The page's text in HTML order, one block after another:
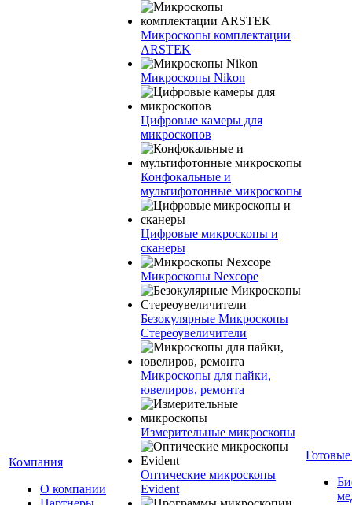
Компания
О компании
Микроскопы комплектации
ARSTEK
Микроскопы Nikon
Цифровые камеры для
микроскопов
Конфокальные и
мультифотонные микроскопы
Цифровые микроскопы и
сканеры
Микроскопы Nexcope
Безокулярные Микроскопы
Стереоувеличители
Микроскопы для пайки,
ювелиров, ремонта
Измерительные микроскопы
Оптические микроскопы
Evident